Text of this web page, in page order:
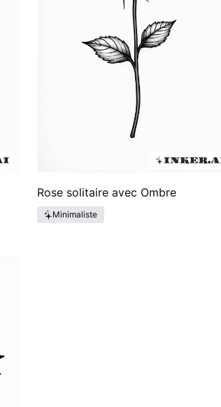
Rose solitaire avec Ombre
Minimaliste